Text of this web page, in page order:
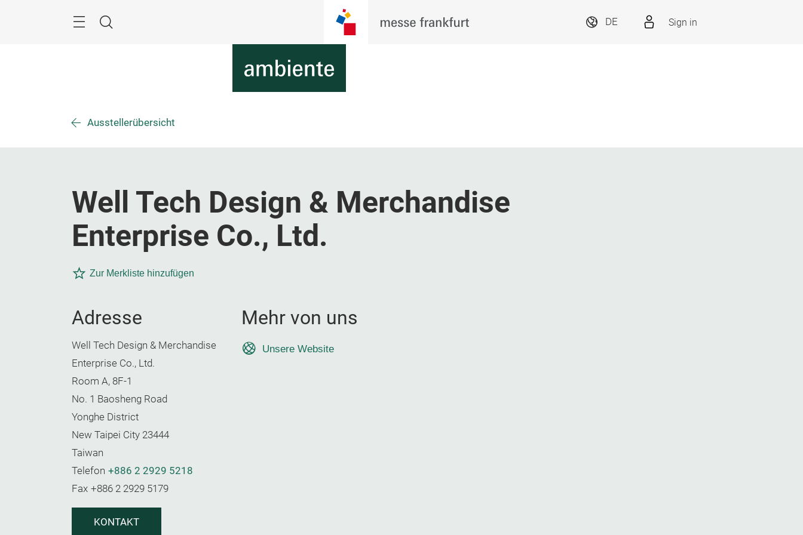
Suche
DE Sign in
Ausstellerübersicht
Well Tech Design & Merchandise
Enterprise Co., Ltd.
Zur Merkliste hinzufügen
Adresse
Well Tech Design & Merchandise
Enterprise Co., Ltd.
Room A, 8F-1
No. 1 Baosheng Road
Yonghe District
New Taipei City 23444
Taiwan
Telefon +886 2 2929 5218
Fax +886 2 2929 5179
KONTAKT
Mehr von uns
Unsere Website